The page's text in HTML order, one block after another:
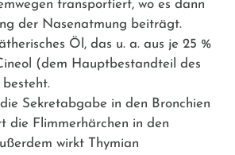
transportiert, wo es dann
der Nasenatmung beiträgt.
Öl, das u. a. aus je 25 %
(dem Hauptbestandteil des
besteht.
Sekretabgabe in den Bronchien
die Flimmerhärchen in den
wirkt Thymian